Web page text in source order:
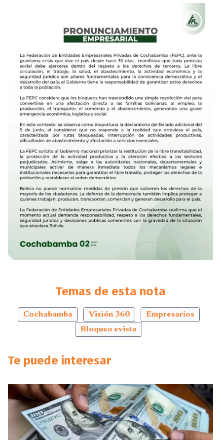
Temas de esta nota
Cochabamba Visión 360
Empresarios
Bloqueo evista
Te puede interesar